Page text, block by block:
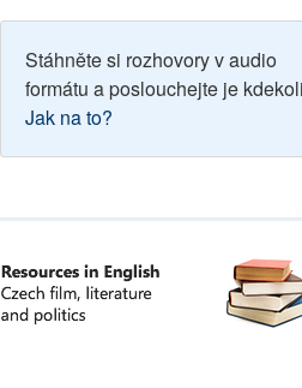
Stáhněte si rozhovory v audio
formátu a poslouchejte je
Jak na to?